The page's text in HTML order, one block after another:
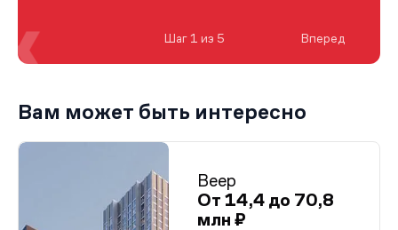
Шаг 1 из 5 Вперед
Вам может быть интересно
Веер
От 14,4 до 70,8
млн ₽